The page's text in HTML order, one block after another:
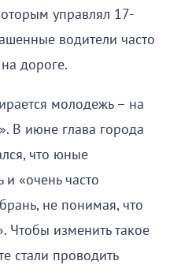
управлял 17-
водители часто
дороге.
молодежь – на
В июне глава города
что юные
и «очень часто
не понимая, что
Чтобы изменить такое
стали проводить